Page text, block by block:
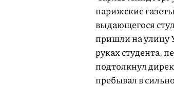
парижские
выдающегося
пришли на улицу
руках студента,
подтолкнул
пребывал в